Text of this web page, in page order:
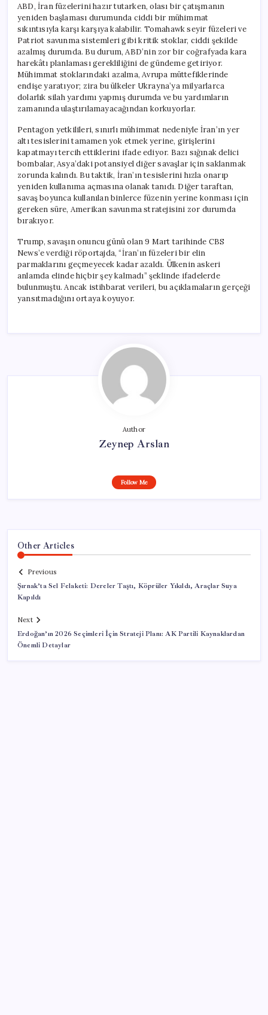
ABD, İran füzelerini hazır tutarken, olası bir çatışmanın
yeniden başlaması durumunda ciddi bir mühimmat
sıkıntısıyla karşı karşıya kalabilir. Tomahawk seyir füzeleri ve
Patriot savunma sistemleri gibi kritik stoklar, ciddi şekilde
azalmış durumda. Bu durum, ABD’nin zor bir coğrafyada kara
harekâtı planlaması gerekliliğini de gündeme getiriyor.
Mühimmat stoklarındaki azalma, Avrupa müttefiklerinde
endişe yaratıyor; zira bu ülkeler Ukrayna’ya milyarlarca
dolarlık silah yardımı yapmış durumda ve bu yardımların
zamanında ulaştırılamayacağından korkuyorlar.
Pentagon yetkilileri, sınırlı mühimmat nedeniyle İran’ın yer
altı tesislerini tamamen yok etmek yerine, girişlerini
kapatmayı tercih ettiklerini ifade ediyor. Bazı sığınak delici
bombalar, Asya’daki potansiyel diğer savaşlar için saklanmak
zorunda kalındı. Bu taktik, İran’ın tesislerini hızla onarıp
yeniden kullanıma açmasına olanak tanıdı. Diğer taraftan,
savaş boyunca kullanılan binlerce füzenin yerine konması için
gereken süre, Amerikan savunma stratejisini zor durumda
bırakıyor.
Trump, savaşın onuncu günü olan 9 Mart tarihinde CBS
News’e verdiği röportajda, “İran’ın füzeleri bir elin
parmaklarını geçmeyecek kadar azaldı. Ülkenin askeri
anlamda elinde hiçbir şey kalmadı” şeklinde ifadelerde
bulunmuştu. Ancak istihbarat verileri, bu açıklamaların gerçeği
yansıtmadığını ortaya koyuyor.
Author
Zeynep Arslan
Follow Me
Other Articles
Previous
Şırnak’ta Sel Felaketi: Dereler Taştı, Köprüler Yıkıldı, Araçlar Suya
Kapıldı
Next
Erdoğan’ın 2026 Seçimleri İçin Strateji Planı: AK Partili Kaynaklardan
Önemli Detaylar